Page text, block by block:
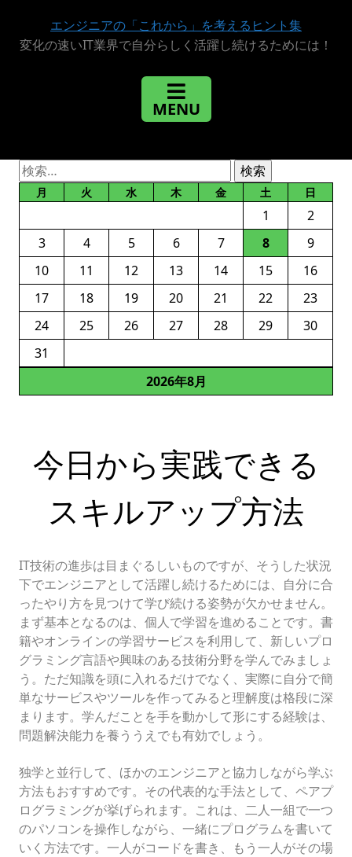
エンジニアの「これから」を考えるヒント集
変化の速いIT業界で自分らしく活躍し続けるためには！
検
索:
2026年8月
月 火 水 木 金 土 日
1
2
3
4 5 6 7 8
9
10
11 12 13 14 15
16
17
18 19 20 21 22
23
24
25 26 27 28 29
30
31
今日から実践できる
スキルアップ方法
IT技術の進歩は目まぐるしいものですが、そうした状況
下でエンジニアとして活躍し続けるためには、自分に合
ったやり方を見つけて学び続ける姿勢が欠かせません。
まず基本となるのは、個人で学習を進めることです。書
籍やオンラインの学習サービスを利用して、新しいプロ
グラミング言語や興味のある技術分野を学んでみましょ
う。ただ知識を頭に入れるだけでなく、実際に自分で簡
単なサービスやツールを作ってみると理解度は格段に深
まります。学んだことを手を動かして形にする経験は、
問題解決能力を養ううえでも有効でしょう。
独学と並行して、ほかのエンジニアと協力しながら学ぶ
方法もおすすめです。その代表的な手法として、ペアプ
ログラミングが挙げられます。これは、二人一組で一つ
のパソコンを操作しながら、一緒にプログラムを書いて
いく方法です。一人がコードを書き、もう一人がその場